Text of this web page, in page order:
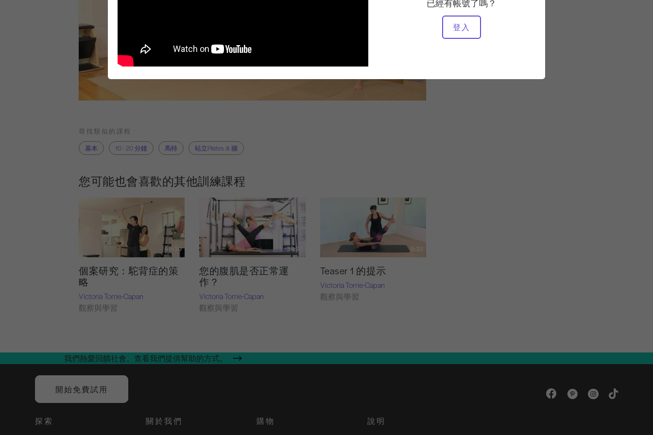
已經有帳號了嗎？
登入
所需設備
尋找類似的課程
基本
10 - 20 分鐘 馬特 站立Pilates & 牆
您可能也會喜歡的其他訓練課程
49:30
個案研究：駝背症的策
略
Victoria Torrie-Capan
觀察與學習
36:22
您的腹肌是否正常運
作？
Victoria Torrie-Capan
觀察與學習
9:32
Teaser 1 的提示
Victoria Torrie-Capan
觀察與學習
我們熱愛回饋社會。查看我們提供幫助的方式。
開始免費試用
探索 關於我們 購物 說明